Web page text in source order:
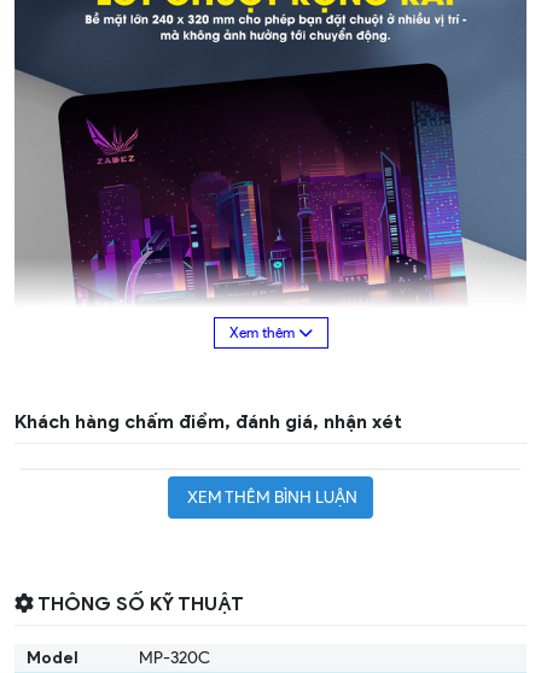
-Speed Mouse Pad
Với chất liệu vải cao cấp, miếng lót chuột ZADEZ MP-320C Series
-Bảo Vệ Cổ Tay
đủ cho đệm cổ tay của người dùng, giúp hạn chế tác động đến ống
Khách hàng chấm điểm, đánh giá, nhận xét
XEM THÊM BÌNH LUẬN
THÔNG SỐ KỸ THUẬT
Model MP-320C